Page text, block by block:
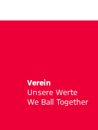
Verein
Unsere Werte
We Ball Together